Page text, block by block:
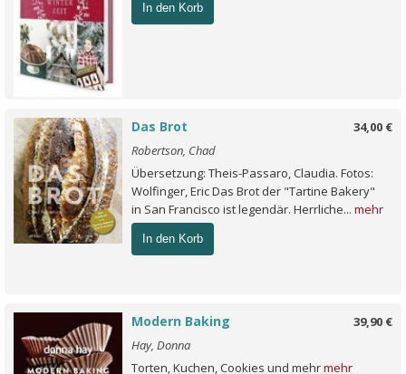
In den Korb
34,00 €
Das Brot
Robertson, Chad
Übersetzung: Theis-Passaro, Claudia. Fotos:
Wolfinger, Eric Das Brot der "Tartine Bakery"
in San Francisco ist legendär. Herrliche... mehr
In den Korb
39,90 €
Modern Baking
Hay, Donna
Torten, Kuchen, Cookies und mehrmehr